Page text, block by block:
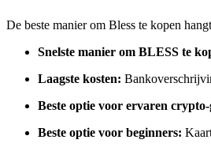
Kopiëren Handel
De beste manier om Bless te kopen
Snelste manier om BLESS te
Laagste kosten:
Beste optie voor ervaren
Beste optie voor beginners: